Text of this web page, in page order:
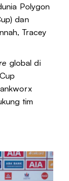
Polygon
dan
Tracey
global di
tim